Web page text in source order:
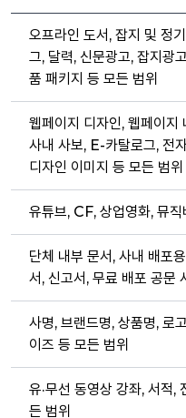
오프라인 도서, 잡지 및 정
그, 달력, 신문광고, 잡지광
품 패키지 등 모든 범위
웹페이지 디자인, 웹페이지
사내 사보, E-카탈로그, 전
디자인 이미지 등 모든 범위
유튜브, CF, 상업영화, 뮤
단체 내부 문서, 사내 배포
서, 신고서, 무료 배포 공문
사명, 브랜드명, 상품명, 로
이즈 등 모든 범위
유·무선 동영상 강좌, 서적,
든 범위